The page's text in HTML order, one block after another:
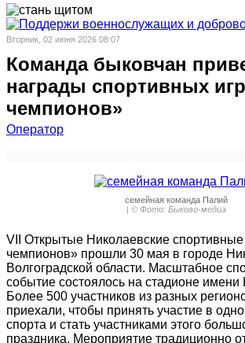
Вторник, 02 июня 2026 08:07
Команда быковчан
награды спортивных
чемпионов»
Оператор
семейная команда Палий
| © Фото: Быково-медиа
VII Открытые Николаевские
чемпионов» прошли 30 мая в городе
Волгоградской области. Масштабное
событие состоялось на стадионе
Более 500 участников из разных
приехали, чтобы принять участие в
спорта и стать участниками этого
праздника. Мероприятие традиционно